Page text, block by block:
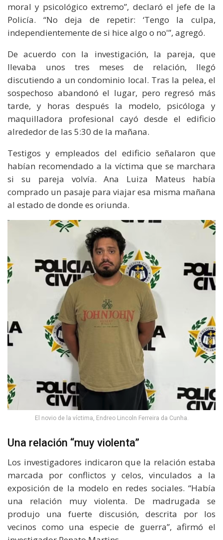
moral y psicológico extremo”, declaró el jefe de la
Policía. “No deja de repetir: ‘Tengo la culpa,
independientemente de si hice algo o no'”, agregó.
De acuerdo con la investigación, la pareja, que
llevaba unos tres meses de relación, llegó
discutiendo a un condominio local. Tras la pelea, el
sospechoso abandonó el lugar, pero regresó más
tarde, y horas después la modelo, psicóloga y
maquilladora profesional cayó desde el edificio
alrededor de las 5:30 de la mañana.
Testigos y empleados del edificio señalaron que
habían recomendado a la víctima que se marchara
si su pareja volvía. Ana Luiza Mateus había
comprado un pasaje para viajar esa misma mañana
al estado de donde es oriunda.
El novio de la víctima, Endreo Lincoln Ferreira da Cunha.
Una relación “muy violenta”
Los investigadores indicaron que la relación estaba
marcada por conflictos y celos, vinculados a la
exposición de la modelo en redes sociales. “Había
una relación muy violenta. De madrugada se
produjo una fuerte discusión, descrita por los
vecinos como una especie de guerra”, afirmó el